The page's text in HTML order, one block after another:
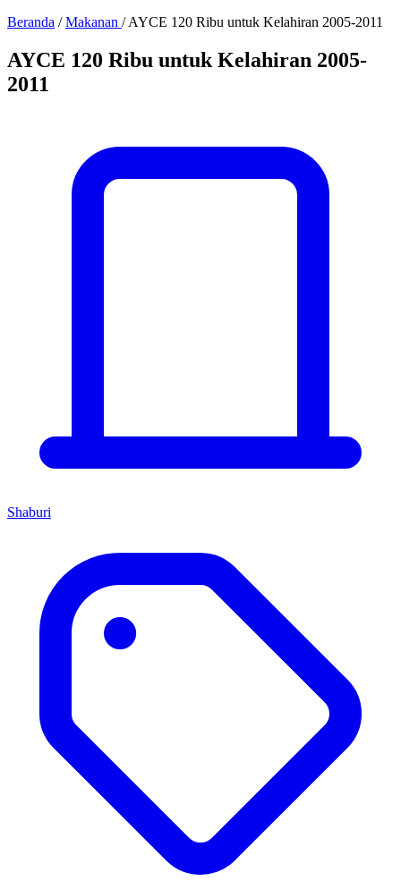
Beranda / Makanan / AYCE 120 Ribu untuk Kelahiran 2005-2011
AYCE 120 Ribu untuk Kelahiran 2005-
2011
Shaburi